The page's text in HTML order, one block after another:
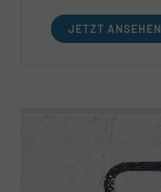
JETZT ANSEHEN